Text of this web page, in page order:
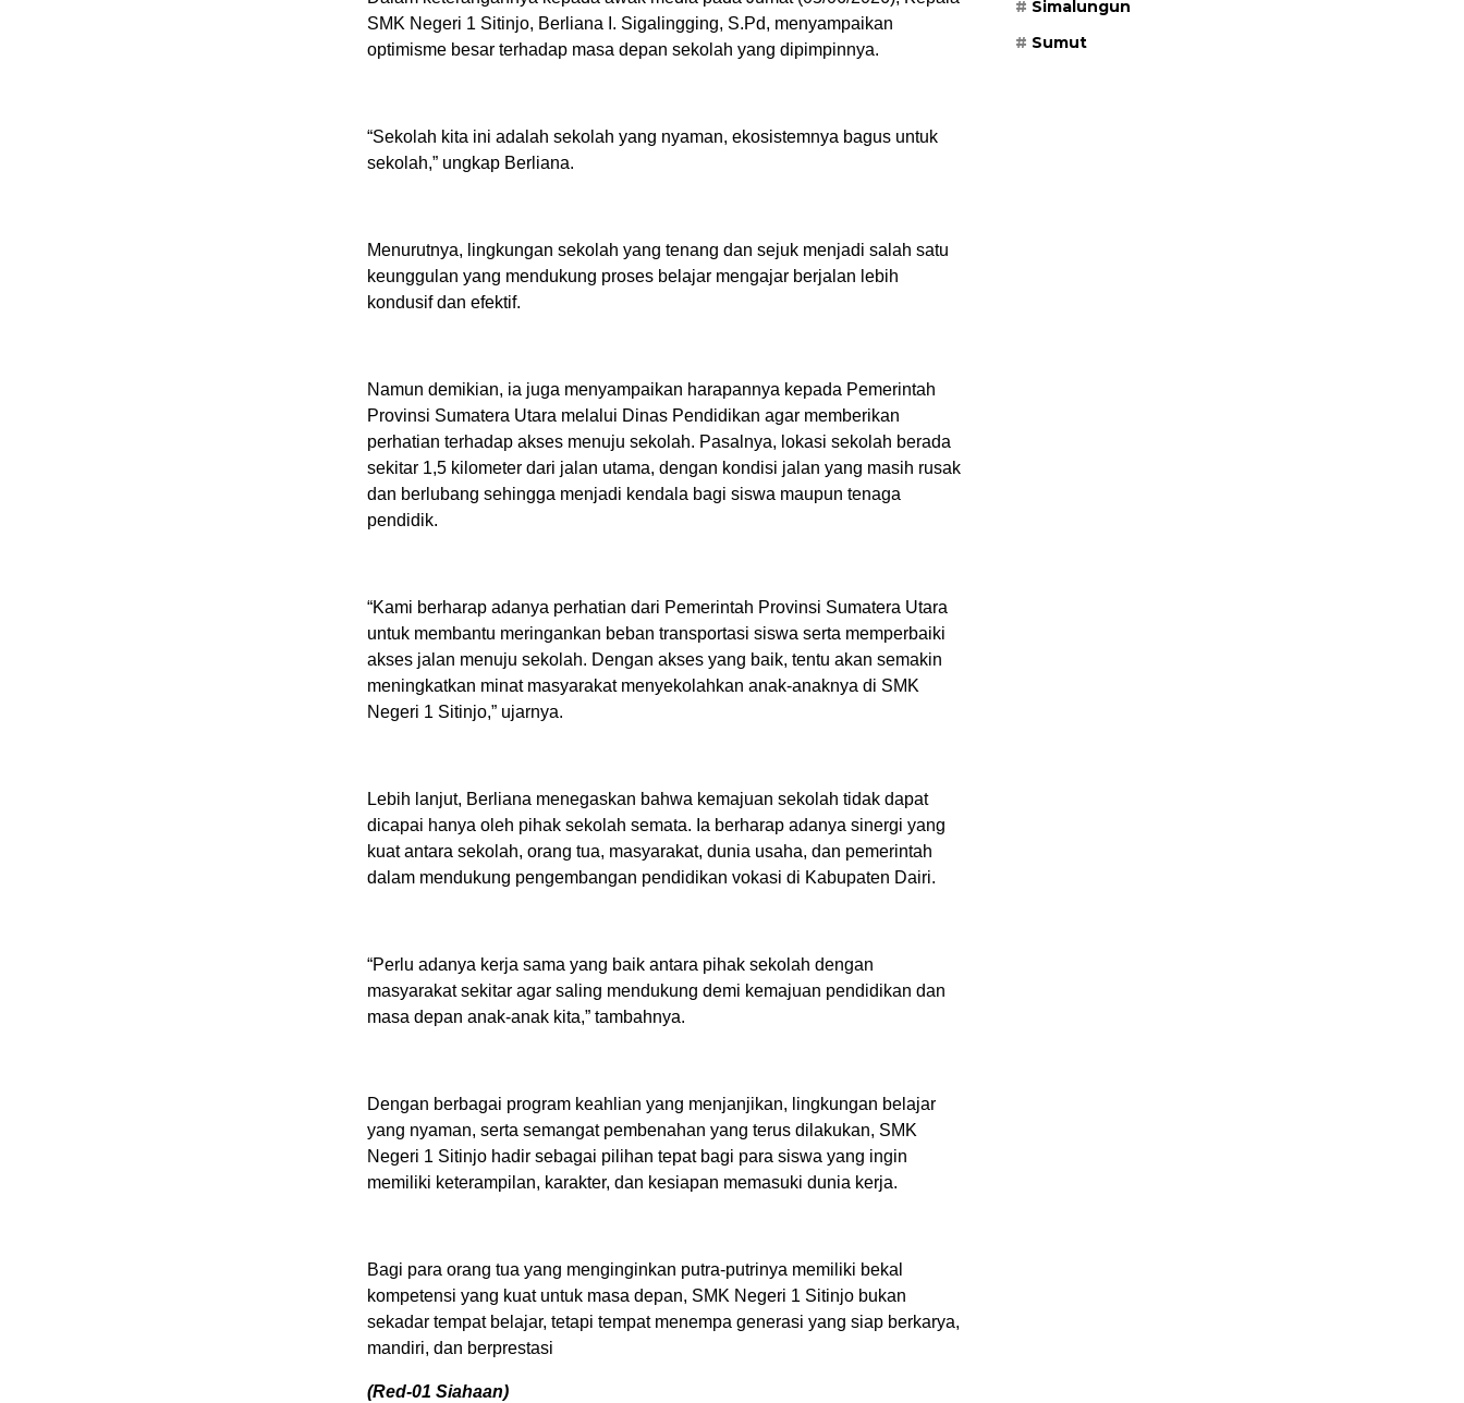
SMK Negeri 1 Sitinjo, Berliana I. Sigalingging, S.Pd, menyampaikan
optimisme besar terhadap masa depan sekolah yang dipimpinnya.
“Sekolah kita ini adalah sekolah yang nyaman, ekosistemnya bagus untuk
sekolah,” ungkap Berliana.
Menurutnya, lingkungan sekolah yang tenang dan sejuk menjadi salah satu
keunggulan yang mendukung proses belajar mengajar berjalan lebih
kondusif dan efektif.
Namun demikian, ia juga menyampaikan harapannya kepada Pemerintah
Provinsi Sumatera Utara melalui Dinas Pendidikan agar memberikan
perhatian terhadap akses menuju sekolah. Pasalnya, lokasi sekolah berada
sekitar 1,5 kilometer dari jalan utama, dengan kondisi jalan yang masih rusak
dan berlubang sehingga menjadi kendala bagi siswa maupun tenaga
pendidik.
“Kami berharap adanya perhatian dari Pemerintah Provinsi Sumatera Utara
untuk membantu meringankan beban transportasi siswa serta memperbaiki
akses jalan menuju sekolah. Dengan akses yang baik, tentu akan semakin
meningkatkan minat masyarakat menyekolahkan anak-anaknya di SMK
Negeri 1 Sitinjo,” ujarnya.
Lebih lanjut, Berliana menegaskan bahwa kemajuan sekolah tidak dapat
dicapai hanya oleh pihak sekolah semata. Ia berharap adanya sinergi yang
kuat antara sekolah, orang tua, masyarakat, dunia usaha, dan pemerintah
dalam mendukung pengembangan pendidikan vokasi di Kabupaten Dairi.
“Perlu adanya kerja sama yang baik antara pihak sekolah dengan
masyarakat sekitar agar saling mendukung demi kemajuan pendidikan dan
masa depan anak-anak kita,” tambahnya.
Dengan berbagai program keahlian yang menjanjikan, lingkungan belajar
yang nyaman, serta semangat pembenahan yang terus dilakukan, SMK
Negeri 1 Sitinjo hadir sebagai pilihan tepat bagi para siswa yang ingin
memiliki keterampilan, karakter, dan kesiapan memasuki dunia kerja.
Bagi para orang tua yang menginginkan putra-putrinya memiliki bekal
kompetensi yang kuat untuk masa depan, SMK Negeri 1 Sitinjo bukan
sekadar tempat belajar, tetapi tempat menempa generasi yang siap berkarya,
mandiri, dan berprestasi
(Red-01 Siahaan)
Simalungun
Sumut